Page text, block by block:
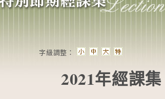
字級調整：
2021年經課集